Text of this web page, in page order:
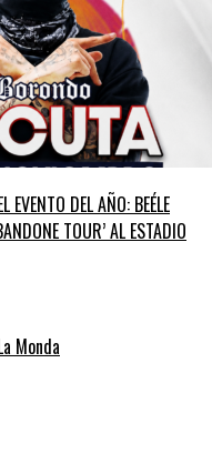
EVENTO DEL AÑO: BEÉLE
TOUR’ AL ESTADIO
Monda